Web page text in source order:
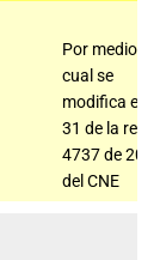
Por medio
cual se
modifica el
31 de la res
4737 de
del CNE